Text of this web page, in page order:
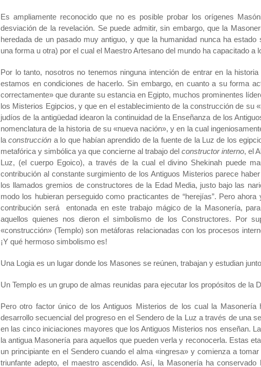
Es ampliamente reconocido que no es posible probar los orígenes
desviación de la revelación. Se puede admitir, sin embargo, que la
heredada de un pasado muy antiguo, y que la humanidad nunca ha
una forma u otra) por el cual el Maestro Artesano del mundo ha capacitado a
Por lo tanto, nosotros no tenemos ninguna intención de entrar en la
estamos en condiciones de hacerlo. Sin embargo, en cuanto a su forma
correctamente» que durante su estancia en Egipto, muchos prominentes
los Misterios Egipcios, y que en el establecimiento de la construcción de su
judíos de la antigüedad idearon la continuidad de la Enseñanza de los
nomenclatura de la historia de su «nueva nación», y en la cual
laconstrucción a lo que habían aprendido de la fuente de la Luz de los
metafórica y simbólica ya que concierne al trabajo del constructor interno, el
Luz, (el cuerpo Egoico), a través de la cual el divino Shekinah puede
contribución al constante surgimiento de los Antiguos Misterios parece
los llamados gremios de constructores de la Edad Media, justo bajo las
modo los hubieran perseguido como practicantes de “herejías”. Pero
contribución será entonada en este trabajo mágico de la Masonería,
aquellos quienes nos dieron el simbolismo de los Constructores. Por
«construcción» (Templo) son metáforas relacionadas con los procesos
¡Y qué hermoso simbolismo es!
Una Logia es un lugar donde los Masones se reúnen, trabajan y estudian
Un Templo es un grupo de almas reunidas para ejecutar los propósitos de la
Pero otro factor único de los Antiguos Misterios de los cual la
desarrollo secuencial del progreso en el Sendero de la Luz a través de una
en las cinco iniciaciones mayores que los Antiguos Misterios nos enseñan.
la antigua Masonería para aquellos que pueden verla y reconocerla. Estas
un principiante en el Sendero cuando el alma «ingresa» y comienza a
triunfante adepto, el maestro ascendido. Así, la Masonería ha